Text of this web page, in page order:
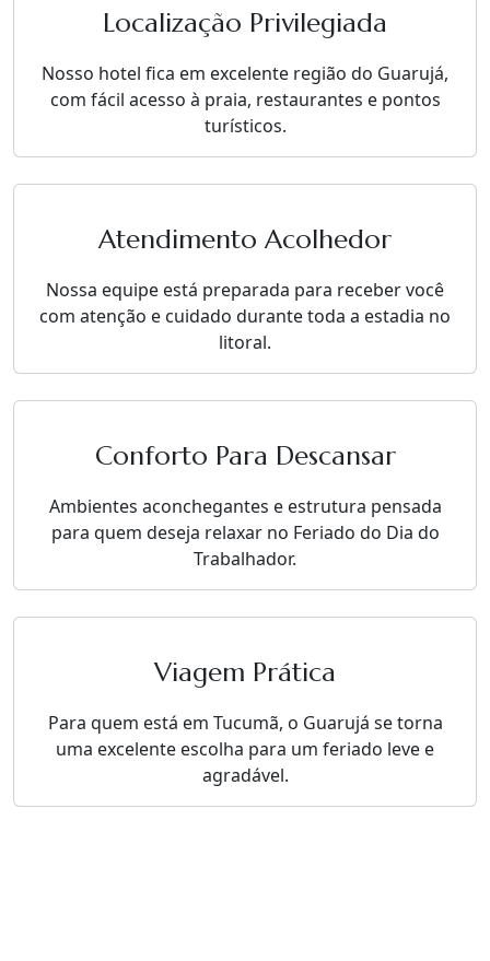
Localização Privilegiada
Nosso hotel fica em excelente região do Guarujá,
com fácil acesso à praia, restaurantes e pontos
turísticos.
Atendimento Acolhedor
Nossa equipe está preparada para receber você
com atenção e cuidado durante toda a estadia no
litoral.
Conforto Para Descansar
Ambientes aconchegantes e estrutura pensada
para quem deseja relaxar no Feriado do Dia do
Trabalhador.
Viagem Prática
Para quem está em Tucumã, o Guarujá se torna
uma excelente escolha para um feriado leve e
agradável.